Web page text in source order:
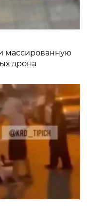
массированную
дрона